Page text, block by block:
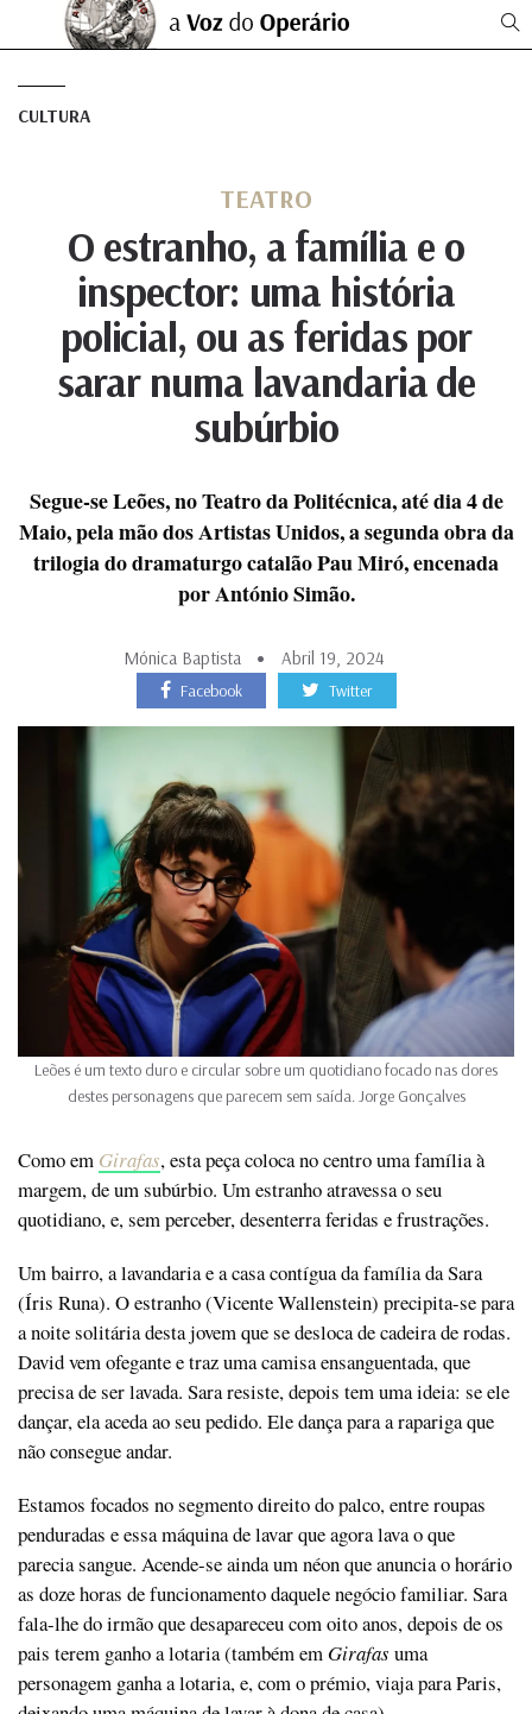
CULTURA
TEATRO
O estranho, a família e o
inspector: uma história
policial, ou as feridas por
sarar numa lavandaria de
subúrbio
Segue-se Leões, no Teatro da Politécnica, até dia 4 de
Maio, pela mão dos Artistas Unidos, a segunda obra da
trilogia do dramaturgo catalão Pau Miró, encenada
por António Simão.
Mónica Baptista Abril 19, 2024
Facebook Twitter
Leões é um texto duro e circular sobre um quotidiano focado nas dores
destes personagens que parecem sem saída. Jorge Gonçalves
Como em Girafas, esta peça coloca no centro uma família à
margem, de um subúrbio. Um estranho atravessa o seu
quotidiano, e, sem perceber, desenterra feridas e frustrações.
Um bairro, a lavandaria e a casa contígua da família da Sara
(Íris Runa). O estranho (Vicente Wallenstein) precipita-se para
a noite solitária desta jovem que se desloca de cadeira de rodas.
David vem ofegante e traz uma camisa ensanguentada, que
precisa de ser lavada. Sara resiste, depois tem uma ideia: se ele
dançar, ela aceda ao seu pedido. Ele dança para a rapariga que
não consegue andar.
Estamos focados no segmento direito do palco, entre roupas
penduradas e essa máquina de lavar que agora lava o que
parecia sangue. Acende-se ainda um néon que anuncia o horário
as doze horas de funcionamento daquele negócio familiar. Sara
fala-lhe do irmão que desapareceu com oito anos, depois de os
pais terem ganho a lotaria (também emGirafas uma
personagem ganha a lotaria, e, com o prémio, viaja para Paris,